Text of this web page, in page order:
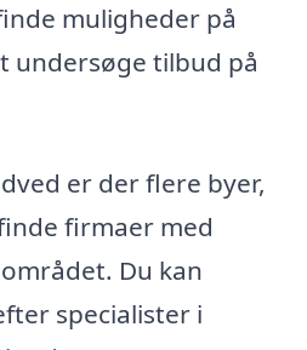
muligheder på
undersøge tilbud på
er der flere byer,
firmaer med
Du kan
specialister i